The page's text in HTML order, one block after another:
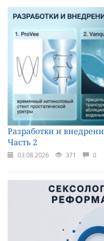
Разработки и
Часть 2
03.08.2026 371 0